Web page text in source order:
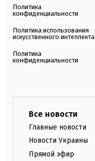
Политика
конфиденциальности
Политика использования
искусственного интеллекта
Политика
конфиденциальности
Все новости
Главные новости
Новости Украины
Прямой эфир